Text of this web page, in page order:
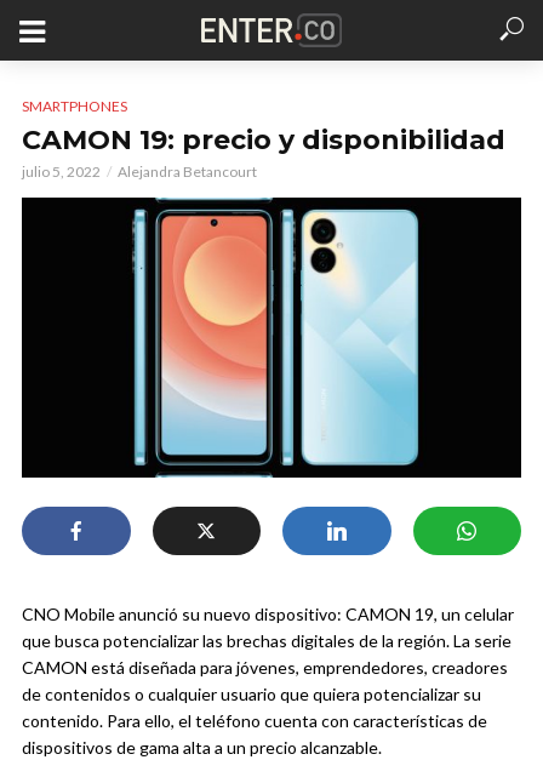
SMARTPHONES
CAMON 19: precio y disponibilidad
julio 5, 2022 Alejandra Betancourt
CNO Mobile anunció su nuevo dispositivo: CAMON 19, un celular
que busca potencializar las brechas digitales de la región. La serie
CAMON está diseñada para jóvenes, emprendedores, creadores
de contenidos o cualquier usuario que quiera potencializar su
contenido. Para ello, el teléfono cuenta con características de
dispositivos de gama alta a un precio alcanzable.